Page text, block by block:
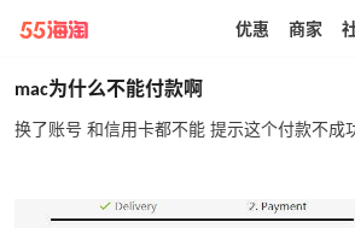
带你去官网买正品
优惠 商家
mac为什么不能付款啊
换了账号 和信用卡都不能 提示这个付款不成